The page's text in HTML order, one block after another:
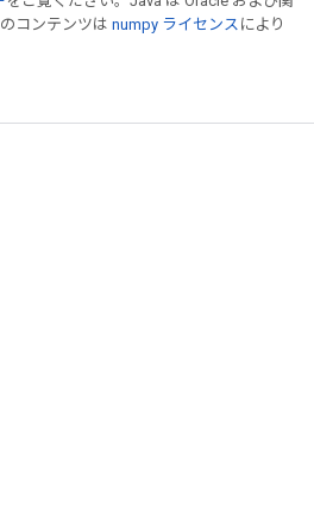
コンテンツは numpy ライセンス により